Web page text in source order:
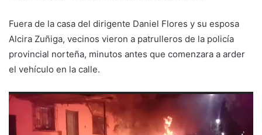
Fuera de la casa del dirigente Daniel Flores y su esposa
Alcira Zuñiga, vecinos vieron a patrulleros de la policía
provincial norteña, minutos antes que comenzara a arder
el vehículo en la calle.
Reproductor
de
vídeo